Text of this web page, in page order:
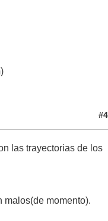
#4
las trayectorias de los
malos(de momento).